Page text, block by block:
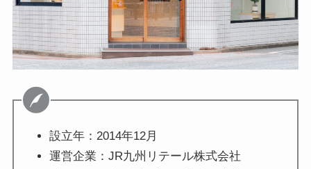
設立年：2014年12月
運営企業：JR九州リテール株式会社